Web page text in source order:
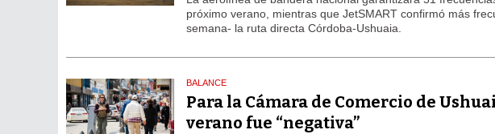
próximo verano, mientras que JetSMART confirmó más
semana- la ruta directa Córdoba-Ushuaia.
BALANCE
Para la Cámara de Comercio de
verano fue “negativa”